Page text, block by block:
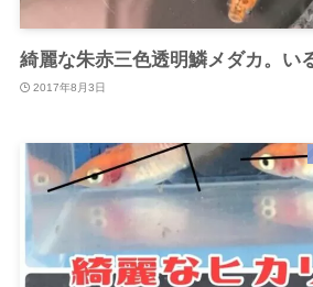
綺麗な朱赤三色透明鱗メダカ。い
2017年8月3日